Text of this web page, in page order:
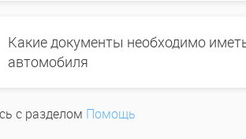
Какие документы необходимо
автомобиля
с разделом Помощь